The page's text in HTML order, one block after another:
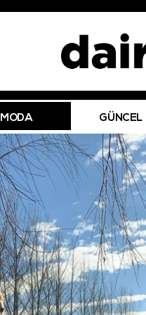
MODA GÜNCEL